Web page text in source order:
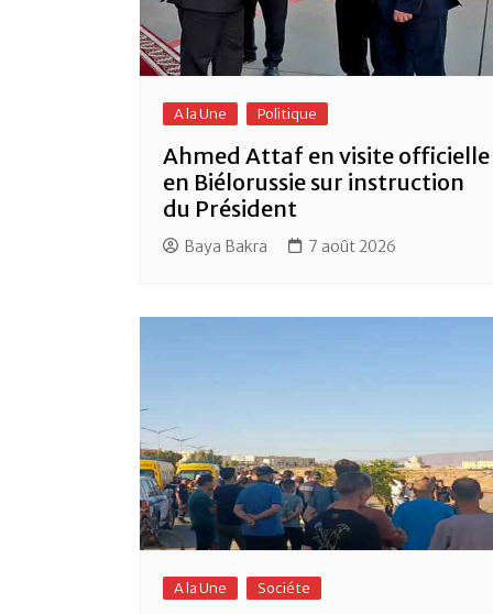
A la Une Politique
Ahmed Attaf en visite officielle
en Biélorussie sur instruction
du Président
Baya Bakra 7 août 2026
A la Une Sociéte